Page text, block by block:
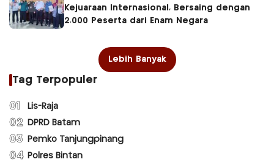
Kejuaraan Internasional, Bersaing dengan
2.000 Peserta dari Enam Negara
Lebih Banyak
Tag Terpopuler
01 Lis-Raja
02 DPRD Batam
03 Pemko Tanjungpinang
04 Polres Bintan